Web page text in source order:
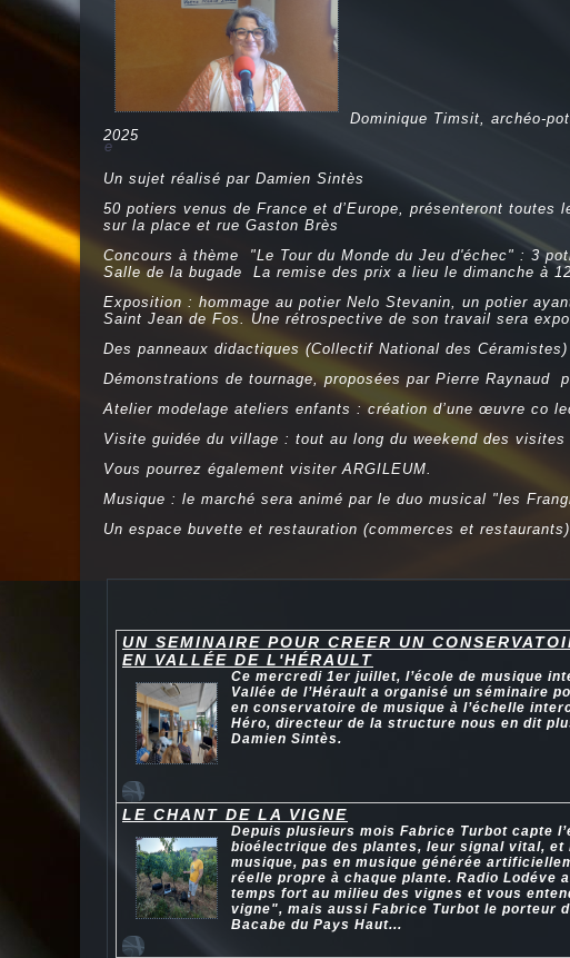
Dominique Timsit, archéo-
2025
e
Un sujet réalisé par Damien Sintès
50 potiers venus de France et d’Europe, présenteront
sur la place et rue Gaston Brès
Concours à thème "Le Tour du Monde du Jeu d'échec" : 3
Salle de la bugade La remise des prix a lieu le dimanche à
Exposition : hommage au potier Nelo Stevanin, un potier
Saint Jean de Fos. Une rétrospective de son travail sera
Des panneaux didactiques (Collectif National des
Démonstrations de tournage, proposées par Pierre Raynaud
Atelier modelage ateliers enfants : création d’une œuvre co
Visite guidée du village : tout au long du weekend des
Vous pourrez également visiter ARGILEUM.
Musique : le marché sera animé par le duo musical "les
Un espace buvette et restauration (commerces et
UN SEMINAIRE POUR CREER UN
EN VALLÉE DE L'HÉRAULT
Ce mercredi 1er juillet, l’école de musique
Vallée de l’Hérault a organisé un séminaire
en conservatoire de musique à l’échelle
Héro, directeur de la structure nous en dit
Damien Sintès.
LE CHANT DE LA VIGNE
Depuis plusieurs mois Fabrice Turbot capte
bioélectrique des plantes, leur signal vital, et
musique, pas en musique générée
réelle propre à chaque plante. Radio Lodéve
temps fort au milieu des vignes et vous
vigne", mais aussi Fabrice Turbot le porteur
Bacabe du Pays Haut...